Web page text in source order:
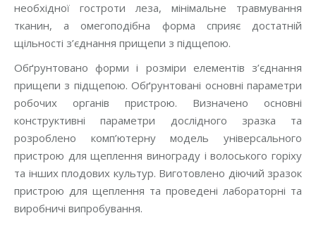
необхідної гостроти леза, мінімальне травмування
тканин, а омегоподібна форма сприяє достатній
щільності з’єднання прищепи з підщепою.
Обґрунтовано форми і розміри елементів з’єднання
прищепи з підщепою. Обґрунтовані основні параметри
робочих органів пристрою. Визначено основні
конструктивні параметри дослідного зразка та
розроблено комп’ютерну модель універсального
пристрою для щеплення винограду і волоського горіху
та інших плодових культур. Виготовлено діючий зразок
пристрою для щеплення та проведені лабораторні та
виробничі випробування.